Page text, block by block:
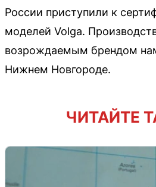
России приступили к
моделей Volga.
возрождаемым брендом
Нижнем Новгороде.
ЧИТАЙТЕ